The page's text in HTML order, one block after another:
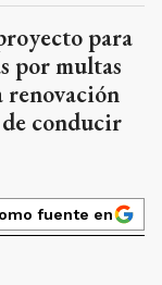
para
por multas
renovación
conducir
fuente en